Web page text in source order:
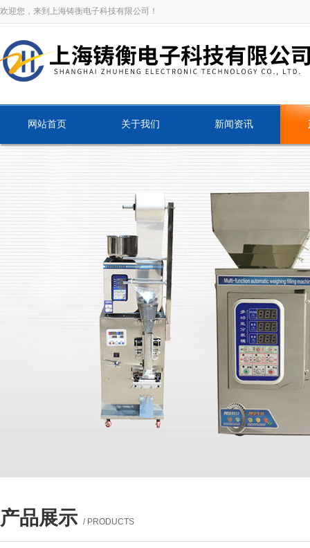
欢迎您，来到上海铸衡电子科技有限公司！
网站首页 关于我们 新闻资讯
产品展示 / PRODUCTS